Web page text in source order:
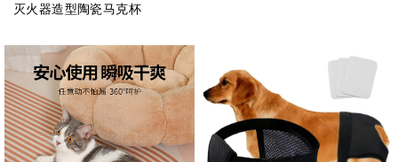
灭火器造型陶瓷马克杯